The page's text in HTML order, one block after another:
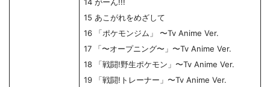
15 あこがれをめざして
16 「ポケモンジム」 〜Tv Anime Ver.
17 「〜オープニング〜」〜Tv Anime Ver.
18 「戦闘!野生ポケモン」〜Tv Anime Ver.
19 「戦闘!トレーナー」〜Tv Anime Ver.